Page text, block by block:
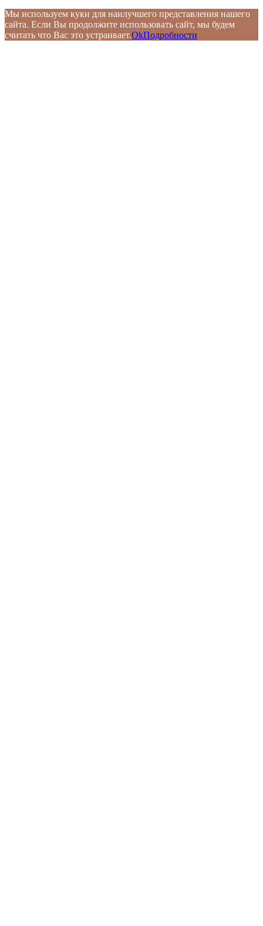
Мы используем куки для наилучшего представления нашего
сайта. Если Вы продолжите использовать сайт, мы будем
считать что Вас это устраивает.OkПодробности